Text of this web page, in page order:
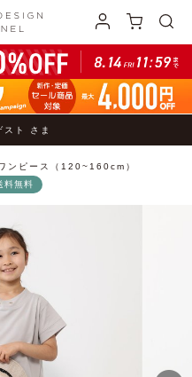
スト さま
ンピース（120~160cm）
料無料